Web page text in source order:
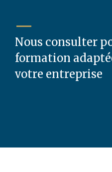
Nous consulter
formation
votre entreprise